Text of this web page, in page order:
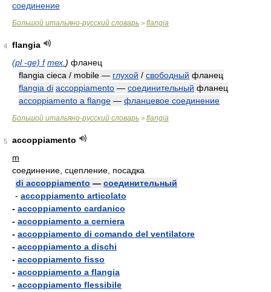
соединение
Большой итальяно-русский словарь > flangia
4
flangia
(pl -ge) f тех. ) фланец
flangia cieca / mobile — глухой / свободный фланец
flangia di accoppiamento — соединительный фланец
accoppiamento a flange — фланцевое соединение
Большой итальяно-русский словарь > flangia
5
accoppiamento
m
соединение, сцепление, посадка
di accoppiamento — соединительный
- accoppiamento articolato
- accoppiamento cardanico
- accoppiamento a cerniera
- accoppiamento di comando del ventilatore
- accoppiamento a dischi
- accoppiamento fisso
- accoppiamento a flangia
- accoppiamento flessibile